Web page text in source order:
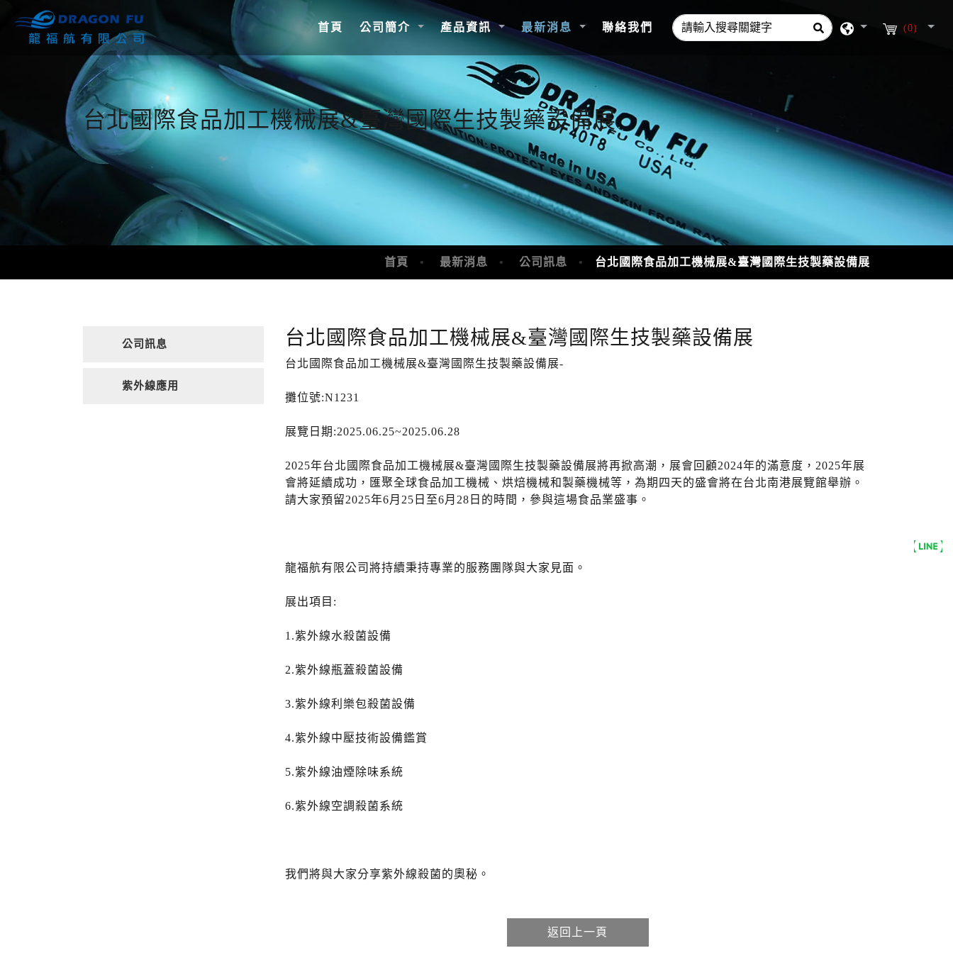
首頁 (current)
公司簡介 產品資訊 最新消息 聯絡我們 (0)
台北國際食品加工機械展&臺灣國際生技製藥設備展
首頁 最新消息 公司訊息 台北國際食品加工機械展&臺灣國際生技製藥設備展
公司訊息
紫外線應用
台北國際食品加工機械展&臺灣國際生技製藥設備展
台北國際食品加工機械展&臺灣國際生技製藥設備展-
攤位號:N1231
展覽日期:2025.06.25~2025.06.28
2025年台北國際食品加工機械展&臺灣國際生技製藥設備展將再掀高潮，展會回顧2024年的滿意度，2025年展
會將延續成功，匯聚全球食品加工機械、烘焙機械和製藥機械等，為期四天的盛會將在台北南港展覽館舉辦。
請大家預留2025年6月25日至6月28日的時間，參與這場食品業盛事。
龍福航有限公司將持續秉持專業的服務團隊與大家見面。
展出項目:
1.紫外線水殺菌設備
2.紫外線瓶蓋殺菌設備
3.紫外線利樂包殺菌設備
4.紫外線中壓技術設備鑑賞
5.紫外線油煙除味系統
6.紫外線空調殺菌系統
我們將與大家分享紫外線殺菌的奧秘。
返回上一頁